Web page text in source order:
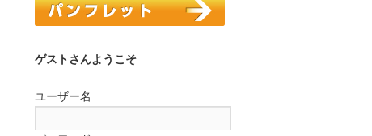
ゲストさんようこそ
ユーザー名